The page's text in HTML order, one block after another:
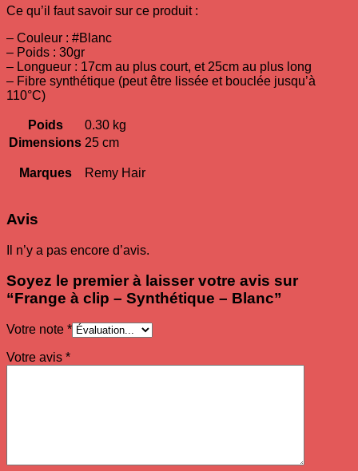
Ce qu’il faut savoir sur ce produit :
– Couleur : #Blanc
– Poids : 30gr
– Longueur : 17cm au plus court, et 25cm au plus long
– Fibre synthétique (peut être lissée et bouclée jusqu’à
110°C)
Poids
0.30 kg
Dimensions 25 cm
Marques Remy Hair
Avis
Il n’y a pas encore d’avis.
Soyez le premier à laisser votre avis sur
“Frange à clip – Synthétique – Blanc”
Votre note *
Votre avis *